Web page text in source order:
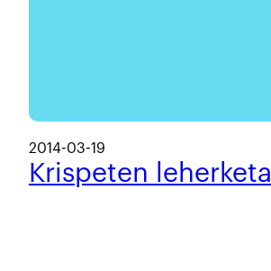
2014-03-19
Krispeten leherketa